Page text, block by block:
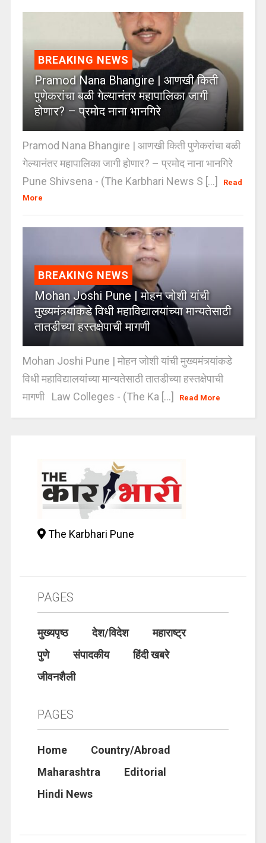
BREAKING NEWS
Pramod Nana Bhangire | आणखी किती
पुणेकरांचा बळी गेल्यानंतर महापालिका जागी
होणार? – प्रमोद नाना भानगिरे
Pramod Nana Bhangire | आणखी किती पुणेकरांचा बळी
गेल्यानंतर महापालिका जागी होणार? – प्रमोद नाना भानगिरे
Pune Shivsena - (The Karbhari News S [...]
Read
More
BREAKING NEWS
Mohan Joshi Pune | मोहन जोशी यांची
मुख्यमंत्र्यांकडे विधी महाविद्यालयांच्या मान्यतेसाठी
तातडीच्या हस्तक्षेपाची मागणी
Mohan Joshi Pune | मोहन जोशी यांची मुख्यमंत्र्यांकडे
विधी महाविद्यालयांच्या मान्यतेसाठी तातडीच्या हस्तक्षेपाची
मागणी Law Colleges - (The Ka [...]
Read More
The Karbhari Pune
PAGES
मुख्यपृष्ठ देश/विदेश
महाराष्ट्र
पुणे
संपादकीय
हिंदी खबरे
जीवनशैली
PAGES
Home
Country/Abroad
Maharashtra
Editorial
Hindi News